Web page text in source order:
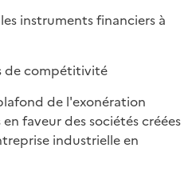
instruments financiers à
de compétitivité
de l'exonération
faveur des sociétés créées
industrielle en